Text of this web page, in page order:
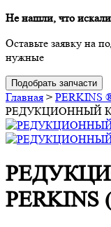
Не нашли, что
Оставьте заявку на
нужные
Подобрать запчасти
Главная > PERKINS
РЕДУКЦИОННЫЙ
PERKINS